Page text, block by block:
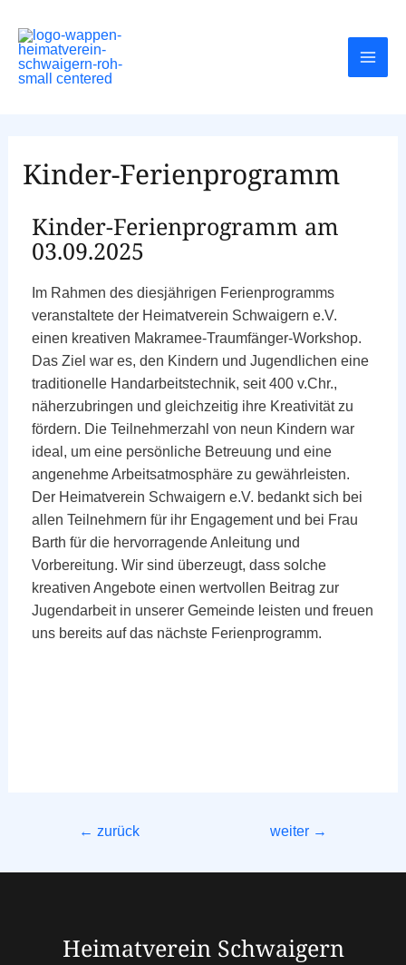
Kinder-Ferienprogramm
Kinder-Ferienprogramm am
03.09.2025
Im Rahmen des diesjährigen Ferienprogramms
veranstaltete der Heimatverein Schwaigern e.V.
einen kreativen Makramee-Traumfänger-Workshop.
Das Ziel war es, den Kindern und Jugendlichen eine
traditionelle Handarbeitstechnik, seit 400 v.Chr.,
näherzubringen und gleichzeitig ihre Kreativität zu
fördern. Die Teilnehmerzahl von neun Kindern war
ideal, um eine persönliche Betreuung und eine
angenehme Arbeitsatmosphäre zu gewährleisten.
Der Heimatverein Schwaigern e.V. bedankt sich bei
allen Teilnehmern für ihr Engagement und bei Frau
Barth für die hervorragende Anleitung und
Vorbereitung. Wir sind überzeugt, dass solche
kreativen Angebote einen wertvollen Beitrag zur
Jugendarbeit in unserer Gemeinde leisten und freuen
uns bereits auf das nächste Ferienprogramm.
← zurück weiter →
Heimatverein Schwaigern